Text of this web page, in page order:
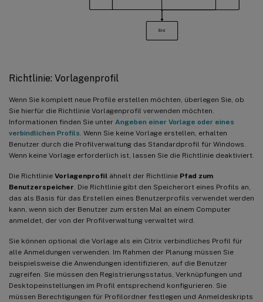
Richtlinie: Vorlagenprofil
Wenn Sie komplett neue Profile erstellen möchten, überlegen Sie, ob
Sie hierfür die Richtlinie Vorlagenprofil verwenden möchten.
Informationen finden Sie unter Angeben einer Vorlage oder eines
verbindlichen Profils. Wenn Sie keine Vorlage erstellen, erhalten
Benutzer durch die Profilverwaltung das Standardprofil für Windows.
Wenn keine Vorlage erforderlich ist, lassen Sie die Richtlinie deaktiviert.
Die Richtlinie Vorlagenprofil ähnelt der Richtlinie Pfad zum
Benutzerspeicher. Die Richtlinie gibt den Speicherort eines Profils an,
das als Basis für das Erstellen eines Benutzerprofils verwendet werden
kann, wenn sich der Benutzer zum ersten Mal an einem Computer
anmeldet, der von der Profilverwaltung verwaltet wird.
Sie können optional die Vorlage als ein Citrix verbindliches Profil für
alle Anmeldungen verwenden. Im Rahmen der Planung müssen Sie
beispielsweise die Anwendungen identifizieren, auf die Benutzer
zugreifen. Sie müssen den Registrierungsstatus, Verknüpfungen und
Desktopeinstellungen im Profil entsprechend konfigurieren. Sie
müssen Berechtigungen für Profilordner festlegen und Anmeldeskripts